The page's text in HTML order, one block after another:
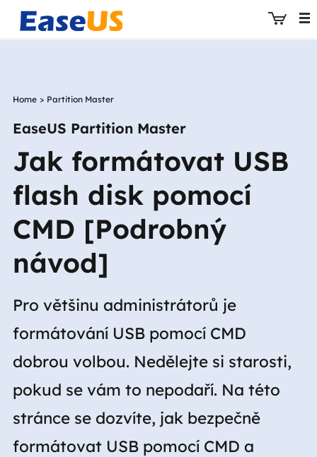
Home > Partition Master
EaseUS Partition Master
Jak formátovat USB
flash disk pomocí
CMD [Podrobný
návod]
Pro většinu administrátorů je
formátování USB pomocí CMD
dobrou volbou. Nedělejte si starosti,
pokud se vám to nepodaří. Na této
stránce se dozvíte, jak bezpečně
formátovat USB pomocí CMD a